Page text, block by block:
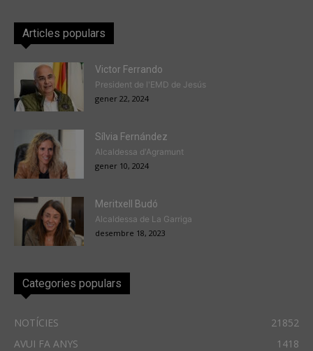
Articles populars
Victor Ferrando
President de l'EMD de Jesús
gener 22, 2024
Sílvia Fernández
Alcaldessa d'Agramunt
gener 10, 2024
Meritxell Budó
Alcaldessa de La Garriga
desembre 18, 2023
Categories populars
NOTÍCIES
21852
AVUI FA ANYS
1418